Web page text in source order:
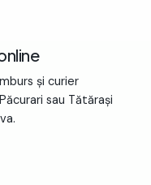
și curier
sau Tătărași